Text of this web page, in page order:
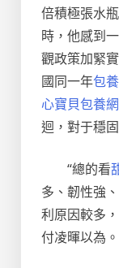
倍積極張水
時，他感到
觀政策加緊
國同一年包養
心寶貝包養網
迴，對于穩
“總的看
多、韌性強
利原因較多
付凌暉以為。